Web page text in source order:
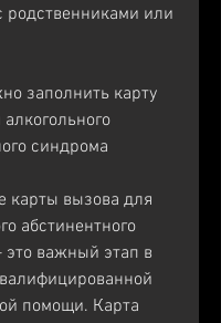
родственниками или
заполнить карту
синдрома
карты вызова для
абстинентного
это важный этап в
помощи. Карта